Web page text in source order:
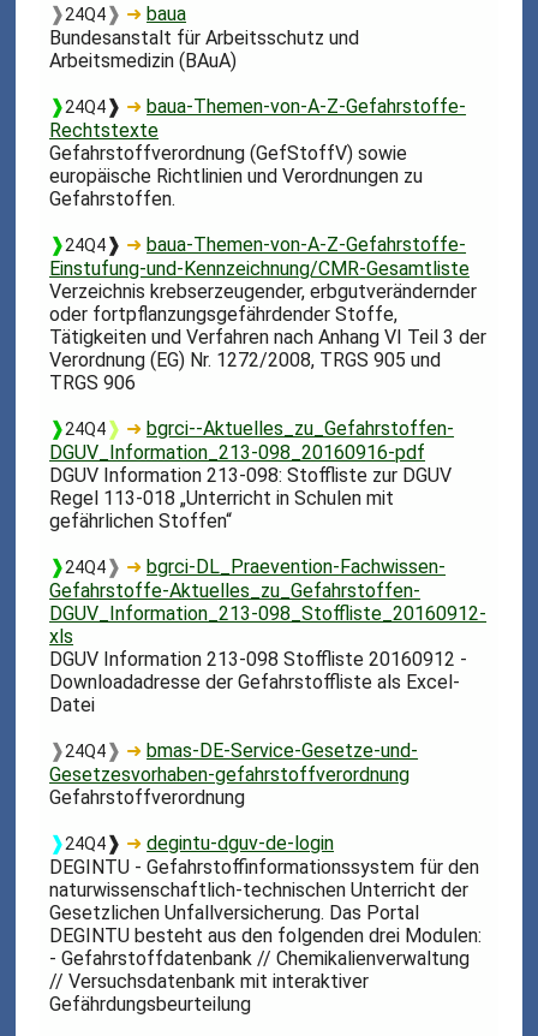
❱24Q4❱ ➜baua
Bundesanstalt für Arbeitsschutz und
Arbeitsmedizin (BAuA)
❱24Q4❱ ➜baua-Themen-von-A-Z-Gefahrstoffe-
Rechtstexte
Gefahrstoffverordnung (GefStoffV) sowie
europäische Richtlinien und Verordnungen zu
Gefahrstoffen.
❱24Q4❱ ➜baua-Themen-von-A-Z-Gefahrstoffe-
Einstufung-und-Kennzeichnung/CMR-Gesamtliste
Verzeichnis krebserzeugender, erbgutverändernder
oder fortpflanzungsgefährdender Stoffe,
Tätigkeiten und Verfahren nach Anhang VI Teil 3 der
Verordnung (EG) Nr. 1272/2008, TRGS 905 und
TRGS 906
❱24Q4❱ ➜bgrci--Aktuelles_zu_Gefahrstoffen-
DGUV_Information_213-098_20160916-pdf
DGUV Information 213-098: Stoffliste zur DGUV
Regel 113-018 „Unterricht in Schulen mit
gefährlichen Stoffen“
❱24Q4❱ ➜bgrci-DL_Praevention-Fachwissen-
Gefahrstoffe-Aktuelles_zu_Gefahrstoffen-
DGUV_Information_213-098_Stoffliste_20160912-
xls
DGUV Information 213-098 Stoffliste 20160912 -
Downloadadresse der Gefahrstoffliste als Excel-
Datei
❱24Q4❱ ➜bmas-DE-Service-Gesetze-und-
Gesetzesvorhaben-gefahrstoffverordnung
Gefahrstoffverordnung
❱24Q4❱ ➜degintu-dguv-de-login
DEGINTU - Gefahrstoffinformationssystem für den
naturwissenschaftlich-technischen Unterricht der
Gesetzlichen Unfallversicherung. Das Portal
DEGINTU besteht aus den folgenden drei Modulen:
- Gefahrstoffdatenbank // Chemikalienverwaltung
// Versuchsdatenbank mit interaktiver
Gefährdungsbeurteilung